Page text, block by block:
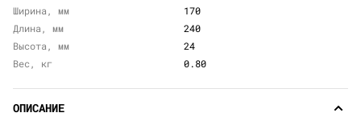
Ширина, мм
170
Длина, мм
240
Высота, мм
24
Вес, кг
0.80
ОПИСАНИЕ